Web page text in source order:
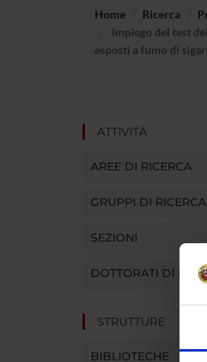
Home Ricerca
Impiego del test
esposti a fumo di
ATTIVITÀ
AREE DI RICERCA
GRUPPI DI RICERCA
SEZIONI
DOTTORATI DI
STRUTTURE
BIBLIOTECHE